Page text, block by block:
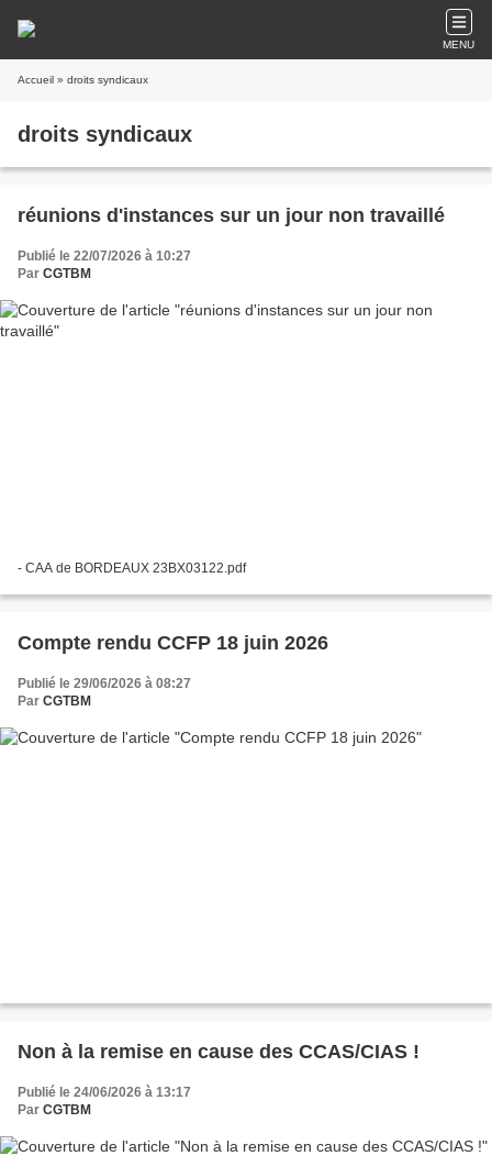
MENU
Accueil » droits syndicaux
droits syndicaux
réunions d'instances sur un jour non travaillé
Publié le 22/07/2026 à 10:27
Par CGTBM
- CAA de BORDEAUX 23BX03122.pdf
Compte rendu CCFP 18 juin 2026
Publié le 29/06/2026 à 08:27
Par CGTBM
Non à la remise en cause des CCAS/CIAS !
Publié le 24/06/2026 à 13:17
Par CGTBM